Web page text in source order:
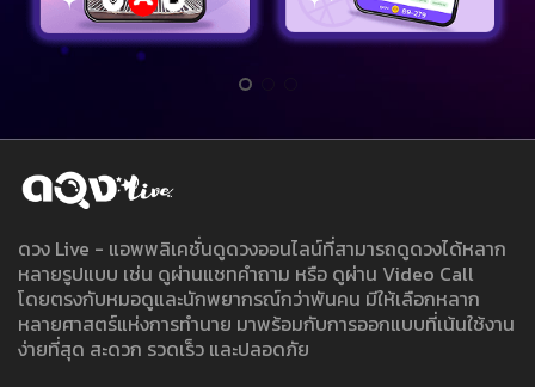
ดวง Live - แอพพลิเคชั่นดูดวงออนไลน์ที่สามารถดูดวงได้หลาก
หลายรูปแบบ เช่น ดูผ่านแชทคำถาม หรือ ดูผ่าน Video Call
โดยตรงกับหมอดูและนักพยากรณ์กว่าพันคน มีให้เลือกหลาก
หลายศาสตร์แห่งการทำนาย มาพร้อมกับการออกแบบที่เน้นใช้งาน
ง่ายที่สุด สะดวก รวดเร็ว และปลอดภัย